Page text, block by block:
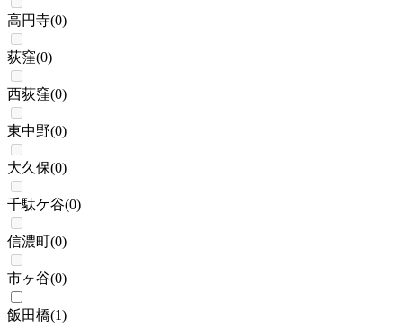
高円寺(0)
荻窪(0)
西荻窪(0)
東中野(0)
大久保(0)
千駄ケ谷(0)
信濃町(0)
市ヶ谷(0)
飯田橋(1)